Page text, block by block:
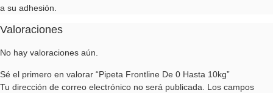
a su adhesión.
Valoraciones
No hay valoraciones aún.
Sé el primero en valorar “Pipeta Frontline De 0 Hasta 10kg”
Tu dirección de correo electrónico no será publicada.
Los campos